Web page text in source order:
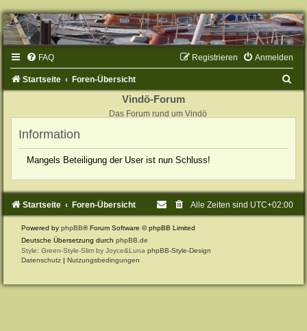
FAQ Anmelden
Registrieren
Startseite Foren-Übersicht
Vindö-Forum
Das Forum rund um Vindö
Information
Mangels Beteiligung der User ist nun Schluss!
Startseite Foren-Übersicht Alle Zeiten sind UTC+02:00
Powered by phpBB® Forum Software © phpBB Limited
Deutsche Übersetzung durch phpBB.de
Style: Green-Style-Slim by Joyce&Luna phpBB-Style-Design
Datenschutz | Nutzungsbedingungen